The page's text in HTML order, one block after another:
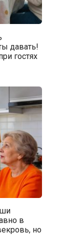
давать!
гостях
в
но